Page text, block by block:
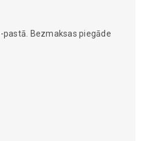
Bezmaksas piegāde